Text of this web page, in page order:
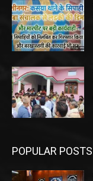
POPULAR POSTS